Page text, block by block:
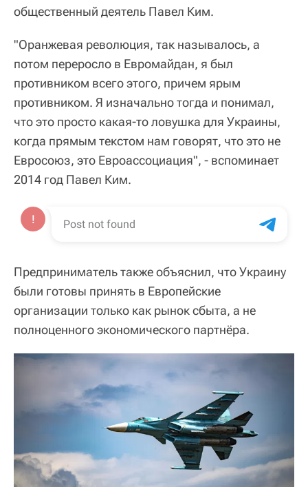
общественный деятель Павел Ким.
"Оранжевая революция, так называлось, а
потом переросло в Евромайдан, я был
противником всего этого, причем ярым
противником. Я изначально тогда и понимал,
что это просто какая-то ловушка для Украины,
когда прямым текстом нам говорят, что это не
Евросоюз, это Евроассоциация", - вспоминает
2014 год Павел Ким.
Предприниматель также объяснил, что Украину
были готовы принять в Европейские
организации только как рынок сбыта, а не
полноценного экономического партнёра.